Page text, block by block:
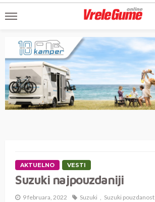
AKTUELNO VESTI
Suzuki najpouzdaniji
9 februara, 2022 Suzuki Suzuki pouzdanost